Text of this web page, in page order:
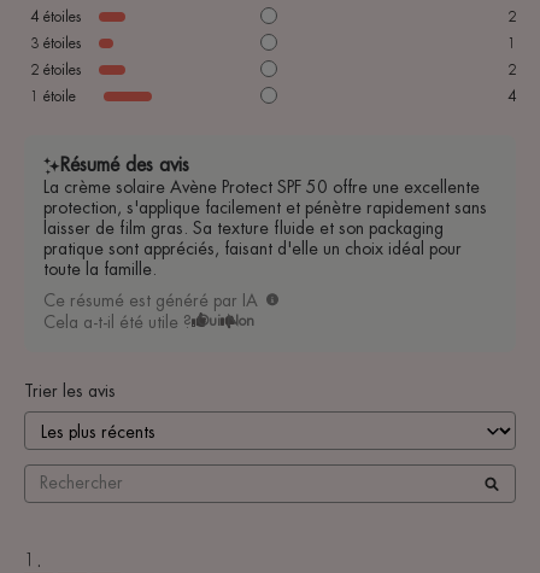
4 étoiles
2
3 étoiles
1
2 étoiles
2
1 étoile 4
Résumé des avis
La crème solaire Avène Protect SPF 50 offre une excellente
protection, s'applique facilement et pénètre rapidement sans
laisser de film gras. Sa texture fluide et son packaging
pratique sont appréciés, faisant d'elle un choix idéal pour
toute la famille.
Ce résumé est généré par IA
Cela a-t-il été utile ? Oui Non
Trier les avis